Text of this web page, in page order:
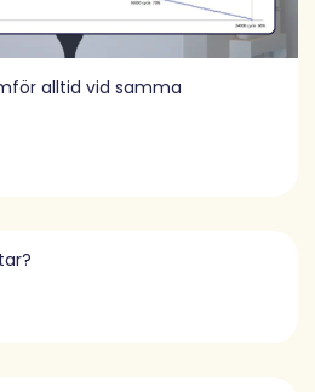
alltid vid samma